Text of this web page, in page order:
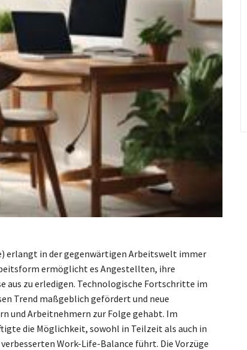
erlangt in der gegenwärtigen Arbeitswelt immer
ermöglicht es Angestellten, ihre
aus zu erledigen. Technologische Fortschritte im
Trend maßgeblich gefördert und neue
und Arbeitnehmern zur Folge gehabt. Im
die Möglichkeit, sowohl in Teilzeit als auch in
Work-Life-Balance führt. Die Vorzüge